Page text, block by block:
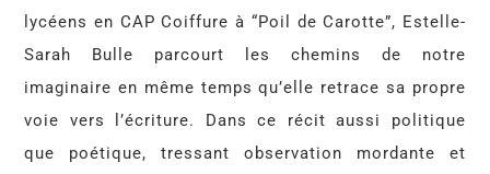
lycéens en CAP Coiffure à “Poil de Carotte”, Estelle-
Sarah Bulle parcourt les chemins de notre
imaginaire en même temps qu’elle retrace sa propre
voie vers l’écriture. Dans ce récit aussi politique
que poétique, tressant observation mordante et